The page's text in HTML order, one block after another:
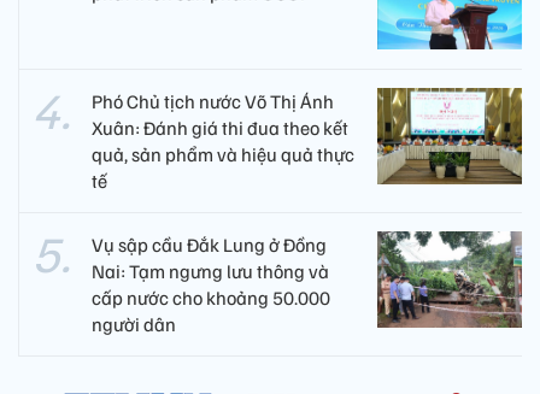
Phó Chủ tịch nước Võ Thị Ánh
Xuân: Đánh giá thi đua theo kết
quả, sản phẩm và hiệu quả thực
tế
Vụ sập cầu Đắk Lung ở Đồng
Nai: Tạm ngưng lưu thông và
cấp nước cho khoảng 50.000
người dân